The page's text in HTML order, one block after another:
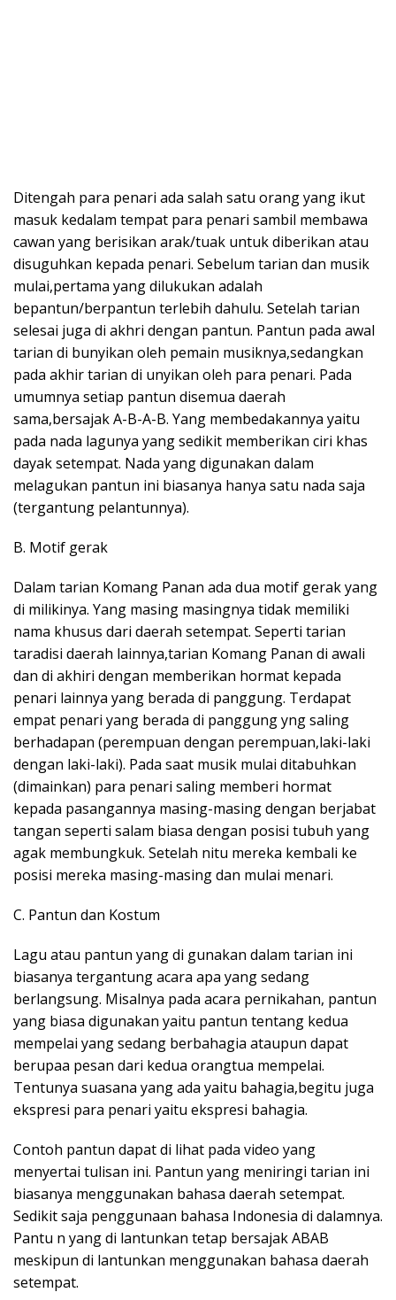
Ditengah para penari ada salah satu orang yang ikut
masuk kedalam tempat para penari sambil membawa
cawan yang berisikan arak/tuak untuk diberikan atau
disuguhkan kepada penari. Sebelum tarian dan musik
mulai,pertama yang dilukukan adalah
bepantun/berpantun terlebih dahulu. Setelah tarian
selesai juga di akhri dengan pantun. Pantun pada awal
tarian di bunyikan oleh pemain musiknya,sedangkan
pada akhir tarian di unyikan oleh para penari. Pada
umumnya setiap pantun disemua daerah
sama,bersajak A-B-A-B. Yang membedakannya yaitu
pada nada lagunya yang sedikit memberikan ciri khas
dayak setempat. Nada yang digunakan dalam
melagukan pantun ini biasanya hanya satu nada saja
(tergantung pelantunnya).
B. Motif gerak
Dalam tarian Komang Panan ada dua motif gerak yang
di milikinya. Yang masing masingnya tidak memiliki
nama khusus dari daerah setempat. Seperti tarian
taradisi daerah lainnya,tarian Komang Panan di awali
dan di akhiri dengan memberikan hormat kepada
penari lainnya yang berada di panggung. Terdapat
empat penari yang berada di panggung yng saling
berhadapan (perempuan dengan perempuan,laki-laki
dengan laki-laki). Pada saat musik mulai ditabuhkan
(dimainkan) para penari saling memberi hormat
kepada pasangannya masing-masing dengan berjabat
tangan seperti salam biasa dengan posisi tubuh yang
agak membungkuk. Setelah nitu mereka kembali ke
posisi mereka masing-masing dan mulai menari.
C. Pantun dan Kostum
Lagu atau pantun yang di gunakan dalam tarian ini
biasanya tergantung acara apa yang sedang
berlangsung. Misalnya pada acara pernikahan, pantun
yang biasa digunakan yaitu pantun tentang kedua
mempelai yang sedang berbahagia ataupun dapat
berupaa pesan dari kedua orangtua mempelai.
Tentunya suasana yang ada yaitu bahagia,begitu juga
ekspresi para penari yaitu ekspresi bahagia.
Contoh pantun dapat di lihat pada video yang
menyertai tulisan ini. Pantun yang meniringi tarian ini
biasanya menggunakan bahasa daerah setempat.
Sedikit saja penggunaan bahasa Indonesia di dalamnya.
Pantu n yang di lantunkan tetap bersajak ABAB
meskipun di lantunkan menggunakan bahasa daerah
setempat.